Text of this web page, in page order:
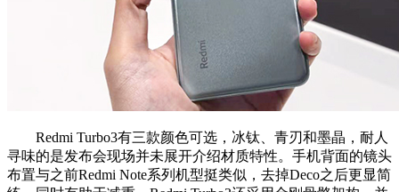
Redmi Turbo3有三款颜色可选，冰钛、青刃和墨晶，耐人
寻味的是发布会现场并未展开介绍材质特性。手机背面的镜头
布置与之前Redmi Note系列机型挺类似，去掉Deco之后更显简